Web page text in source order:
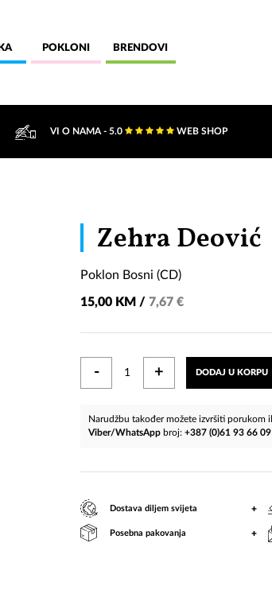
POKLONI BRENDOVI
VI O NAMA - 5.0 WEB SHOP
Zehra Deović
Poklon Bosni (CD)
15,00 KM /7,67 €
- + DODAJ U KORPU
Narudžbu također možete izvršiti porukom
Viber/WhatsApp broj:+387 (0)61 93 66 09
Dostava diljem svijeta +
Posebna pakovanja +